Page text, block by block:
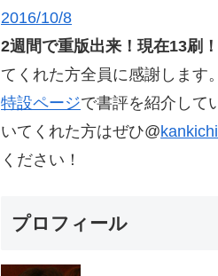
2016/10/8
2週間で重版出来！現在13刷！
てくれた方全員に感謝します。
特設ページで書評を紹介して
いてくれた方はぜひ@kankichi
ください！
プロフィール